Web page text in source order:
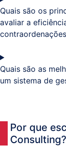
Quais são os
avaliar a
Quais são as
um sistema de
Por que
Consulting?